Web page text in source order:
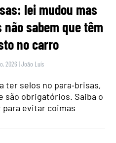
lei mudou mas
sabem que têm
no carro
2026 |João Luís
ter selos no para‑brisas,
são obrigatórios. Saiba o
para evitar coimas